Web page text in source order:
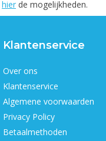
hier de mogelijkheden.
Klantenservice
Over ons
Klantenservice
Algemene voorwaarden
Privacy Policy
Betaalmethoden